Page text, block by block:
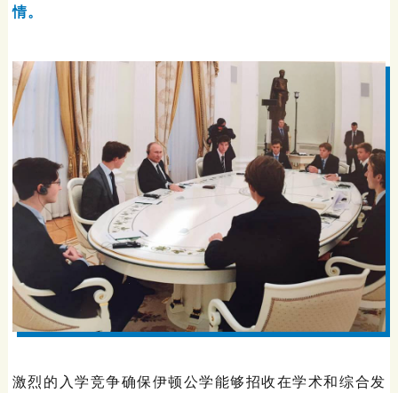
情。
激烈的入学竞争确保伊顿公学能够招收在学术和综合发